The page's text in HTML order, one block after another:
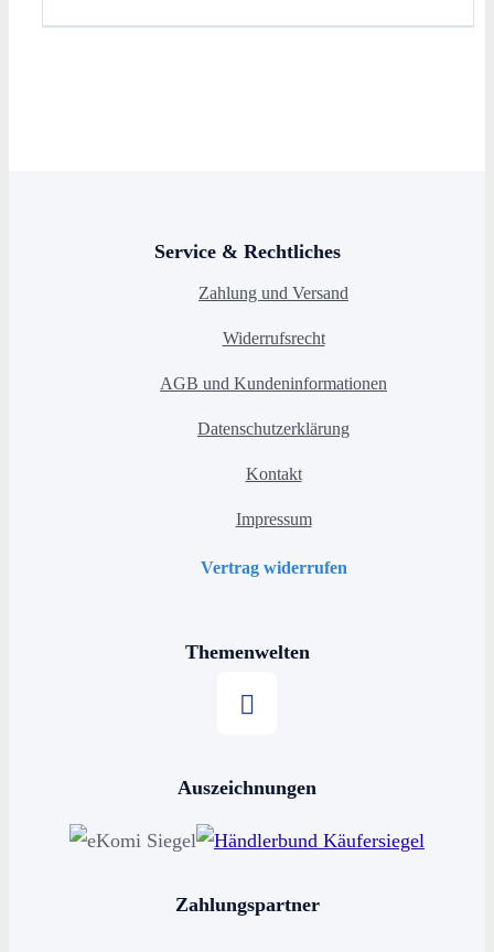
Service & Rechtliches
Zahlung und Versand
Widerrufsrecht
AGB und Kundeninformationen
Datenschutzerklärung
Kontakt
Impressum
Vertrag widerrufen
Themenwelten
Horoskop kaufen
Sternschnuppe kaufen
Auszeichnungen
Zahlungspartner